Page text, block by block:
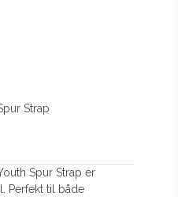
Strap
Spur Strap er
Perfekt til både